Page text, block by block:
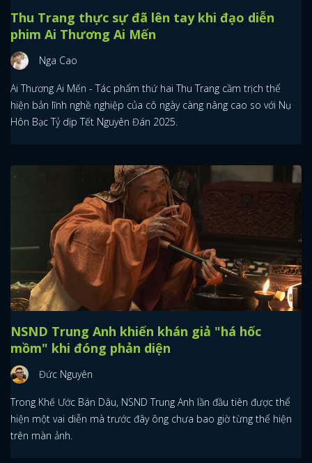
Thu Trang thực sự đã lên tay khi đạo diễn
phim Ai Thương Ai Mến
Nga Cao
Ai Thương Ai Mến - Tác phẩm thứ hai Thu Trang cầm trịch thể
hiện bản lĩnh nghề nghiệp của cô ngày càng nâng cao so với Nụ
Hôn Bạc Tỷ dịp Tết Nguyên Đán 2025.
NSND Trung Anh khiến khán giả "há hốc
mồm" khi đóng phản diện
Đức Nguyên
Trong Khế Ước Bán Dâu, NSND Trung Anh lần đầu tiên được thể
hiện một vai diễn mà trước đây ông chưa bao giờ từng thể hiện
trên màn ảnh.